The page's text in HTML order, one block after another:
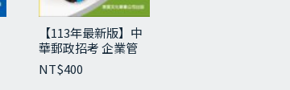
【113年最新版】中
華郵政招考 企業管
理大意
NT$400